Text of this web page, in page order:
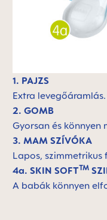
1. PAJZS
Extra
2. GOMB
Gyorsan és könnyen
3. MAM SZÍVÓKA
Lapos,
4a. SKIN SOFTTM
A babák könnyen